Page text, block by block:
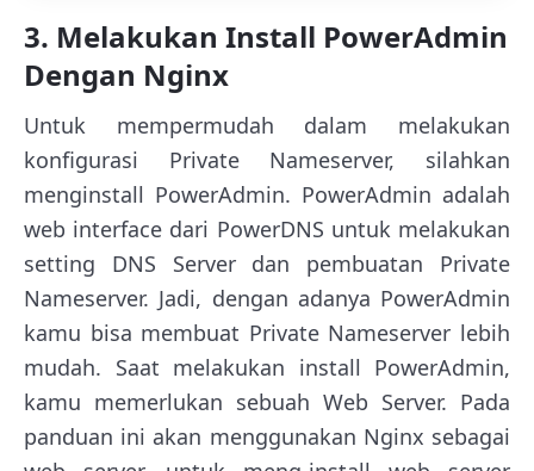
3. Melakukan Install PowerAdmin
Dengan Nginx
Untuk mempermudah dalam melakukan
konfigurasi Private Nameserver, silahkan
menginstall PowerAdmin. PowerAdmin adalah
web interface dari PowerDNS untuk melakukan
setting DNS Server dan pembuatan Private
Nameserver. Jadi, dengan adanya PowerAdmin
kamu bisa membuat Private Nameserver lebih
mudah. Saat melakukan install PowerAdmin,
kamu memerlukan sebuah Web Server. Pada
panduan ini akan menggunakan Nginx sebagai